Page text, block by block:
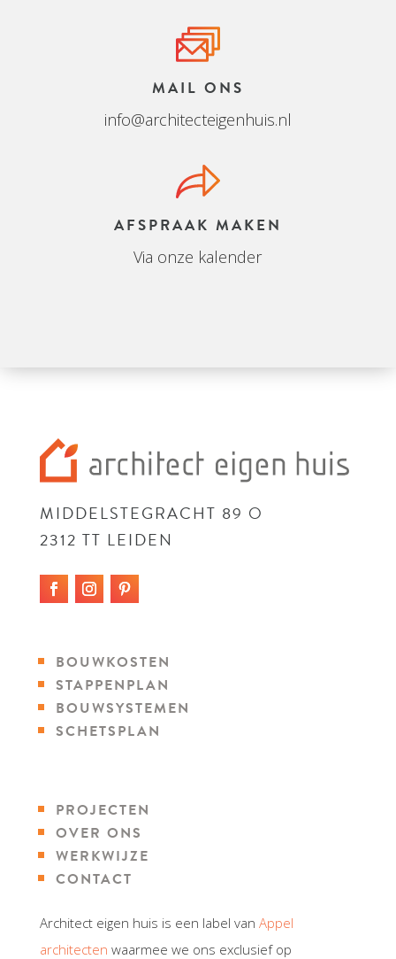
MAIL ONS
info@architecteigenhuis.nl
AFSPRAAK MAKEN
Via onze kalender
MIDDELSTEGRACHT 89 O
2312 TT LEIDEN
BOUWKOSTEN
STAPPENPLAN
BOUWSYSTEMEN
SCHETSPLAN
PROJECTEN
OVER ONS
WERKWIJZE
CONTACT
Architect eigen huis is een label van Appel
architecten waarmee we ons exclusief op